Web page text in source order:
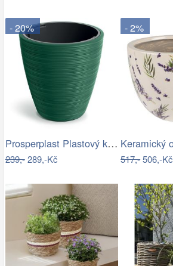
- 20%
Prosperplast Plastový květináč Venas…
239,-289,-Kč
- 2%
517,-506,-Kč